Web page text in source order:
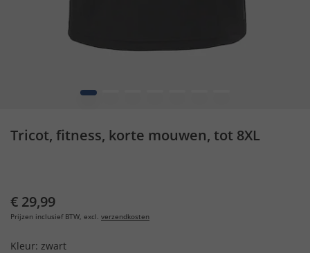
1
Tricot, fitness, korte mouwen, tot 8XL
€ 29,99
Prijzen inclusief BTW, excl. verzendkosten
Kleur: zwart